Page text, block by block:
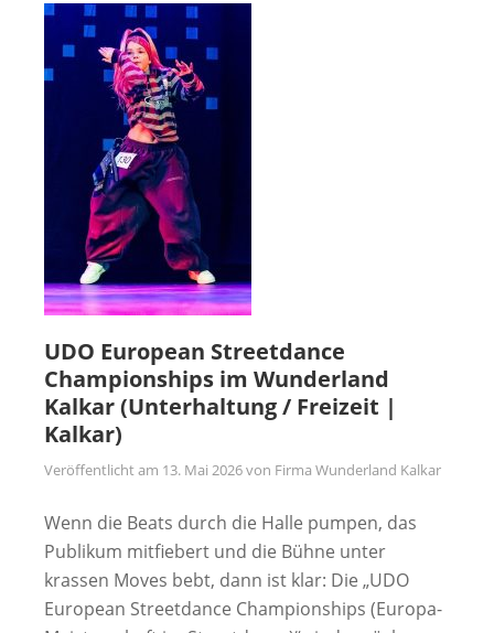
UDO European Streetdance
Championships im Wunderland
Kalkar (Unterhaltung / Freizeit |
Kalkar)
Veröffentlicht am 13. Mai 2026von Firma Wunderland Kalkar
Wenn die Beats durch die Halle pumpen, das
Publikum mitfiebert und die Bühne unter
krassen Moves bebt, dann ist klar: Die „UDO
European Streetdance Championships (Europa-